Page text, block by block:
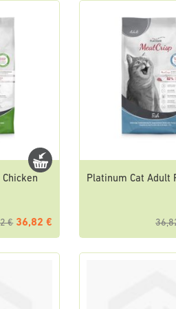
€ 36,82 €
Platinum Cat Adult